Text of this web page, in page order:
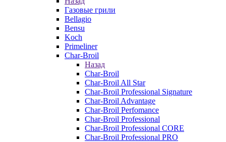
Газовые грили
Bellagio
Bensu
Koch
Primeliner
Char-Broil
Назад
Char-Broil
Char-Broil All Star
Char-Broil Professional Signature
Char-Broil Advantage
Char-Broil Perfomance
Char-Broil Professional
Char-Broil Professional CORE
Char-Broil Professional PRO